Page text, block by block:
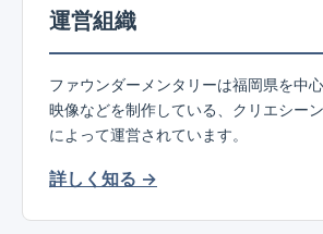
運営組織
ファウンダーメンタリーは福岡県を中
映像などを制作している、クリエシー
によって運営されています。
詳しく知る →